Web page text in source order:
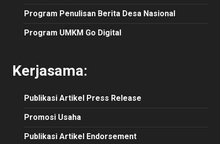
Program Penulisan Berita Desa Nasional
Program UMKM Go Digital
Kerjasama:
Publikasi Artikel Press Release
Promosi Usaha
Publikasi Artikel Endorsement